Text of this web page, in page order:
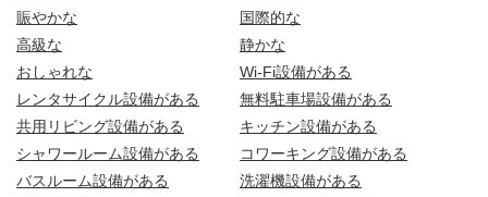
賑やかな
国際的な
高級な
静かな
おしゃれな
Wi-Fi設備がある
レンタサイクル設備がある
無料駐車場設備がある
共用リビング設備がある
キッチン設備がある
シャワールーム設備がある
コワーキング設備がある
バスルーム設備がある
洗濯機設備がある